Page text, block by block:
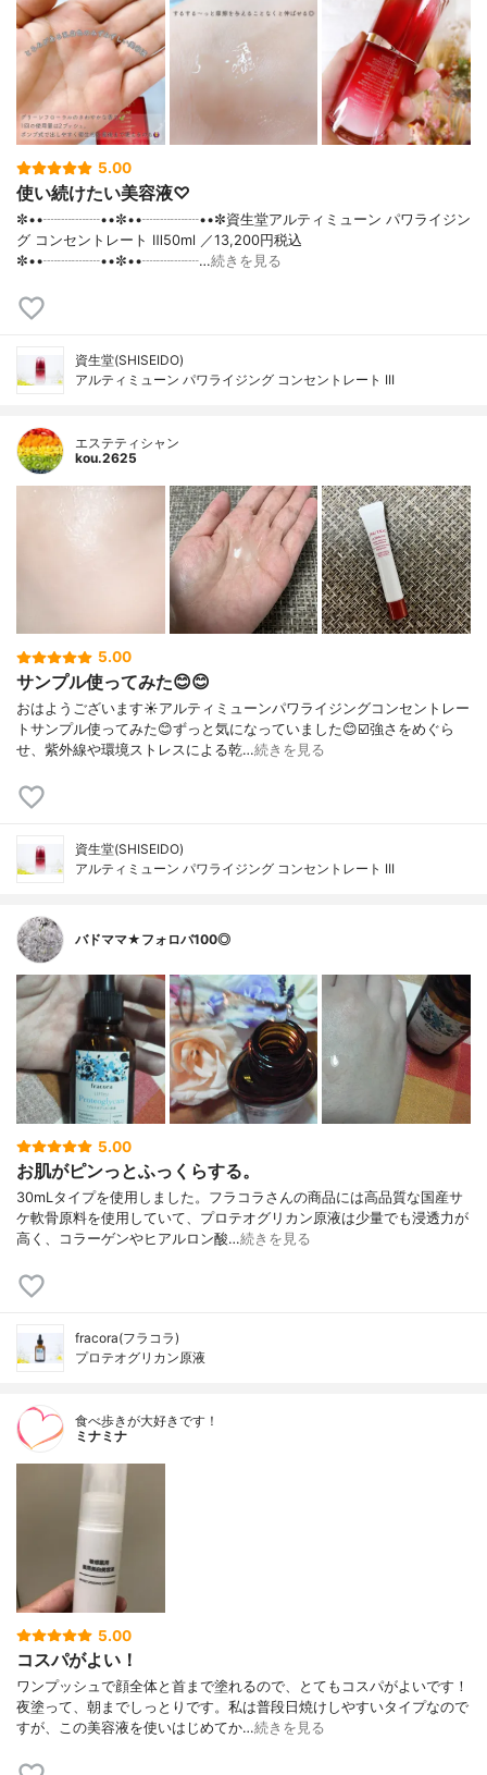
5.00
使い続けたい美容液♡
✼••┈┈┈┈••✼••┈┈┈┈••✼資生堂アルティミューン パワライジン
グ コンセントレート Ⅲ50ml ／13,200円税込
✼••┈┈┈┈••✼••┈┈┈┈…続きを見る
資生堂(SHISEIDO)
アルティミューン パワライジング コンセントレート III
エステティシャン
kou.2625
5.00
サンプル使ってみた😊😊
おはようございます☀アルティミューンパワライジングコンセントレー
トサンプル使ってみた😊ずっと気になっていました😊☑️強さをめぐら
せ、紫外線や環境ストレスによる乾…続きを見る
資生堂(SHISEIDO)
アルティミューン パワライジング コンセントレート III
バドママ★フォロバ100◎
5.00
お肌がピンっとふっくらする。
30mLタイプを使用しました。フラコラさんの商品には高品質な国産サ
ケ軟骨原料を使用していて、プロテオグリカン原液は少量でも浸透力が
高く、コラーゲンやヒアルロン酸…続きを見る
fracora(フラコラ)
プロテオグリカン原液
食べ歩きが大好きです！
ミナミナ
5.00
コスパがよい！
ワンプッシュで顔全体と首まで塗れるので、とてもコスパがよいです！
夜塗って、朝までしっとりです。私は普段日焼けしやすいタイプなので
すが、この美容液を使いはじめてか…続きを見る